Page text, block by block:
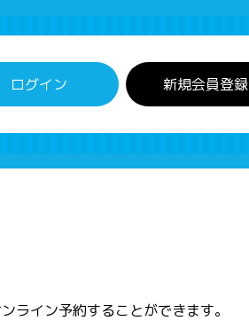
ログイン 新規会員登録
ライン予約することができます。